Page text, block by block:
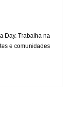
Day. Trabalha na
e comunidades